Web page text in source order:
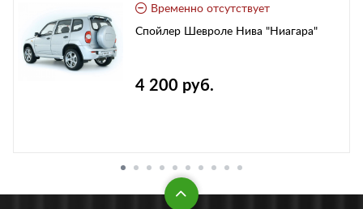
Временно отсутствует
Спойлер Шевроле Нива "Ниагара"
4 200 руб.